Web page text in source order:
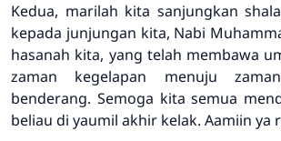
Kedua, marilah kita sanjungkan
kepada junjungan kita, Nabi
hasanah kita, yang telah membawa
zaman kegelapan menuju
benderang. Semoga kita semua
beliau di yaumil akhir kelak. Aamiin ya